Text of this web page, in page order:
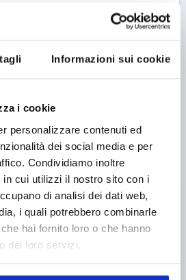
Informazioni sui cookie
i cookie
personalizzare contenuti ed
dei social media e per
Condividiamo inoltre
in cui utilizzi il nostro sito con i
di analisi dei dati web,
i quali potrebbero combinarle
hai fornito loro o che hanno
dei loro servizi.